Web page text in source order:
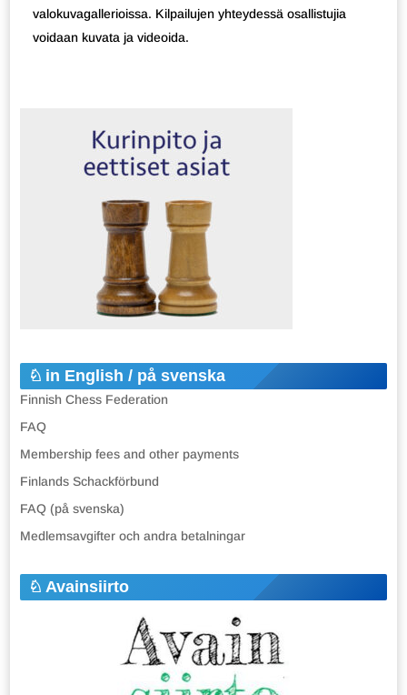
valokuvagallerioissa. Kilpailujen yhteydessä osallistujia
voidaan kuvata ja videoida.
in English / på svenska
Finnish Chess Federation
FAQ
Membership fees and other payments
Finlands Schackförbund
FAQ (på svenska)
Medlemsavgifter och andra betalningar
Avainsiirto